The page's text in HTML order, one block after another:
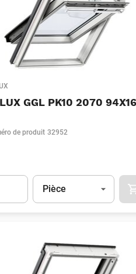
GGL PK10 2070
de produit 32952
Unité
Pièce